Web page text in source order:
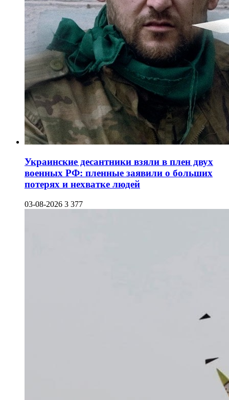
Украинские десантники взяли в плен двух
военных РФ: пленные заявили о больших
потерях и нехватке людей
03-08-2026 3 377